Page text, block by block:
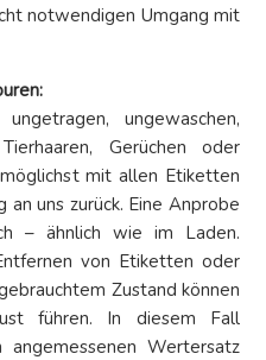
notwendigen Umgang mit
ungewaschen,
Gerüchen oder
mit allen Etiketten
uns zurück. Eine Anprobe
– ähnlich wie im Laden.
von Etiketten oder
Zustand können
führen. In diesem Fall
Wertersatz